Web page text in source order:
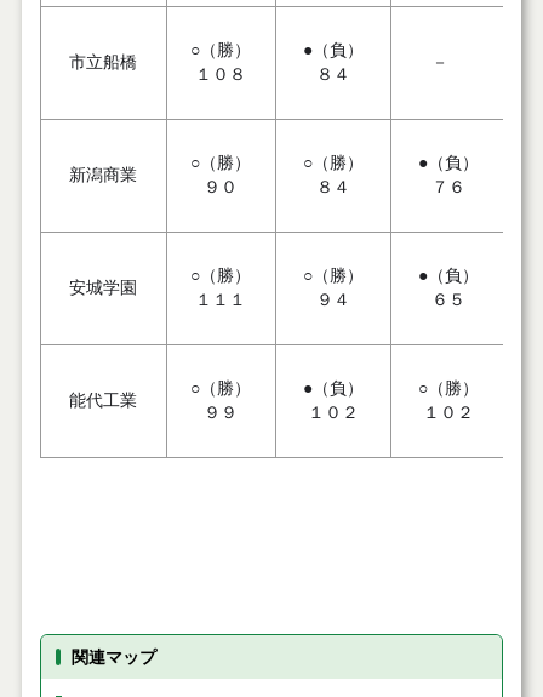
市立船橋
○（勝）
１０８
●（負）
８４
－
新潟商業
○（勝）
９０
○（勝）
８４
●（負）
７６
安城学園
○（勝）
１１１
○（勝）
９４
●（負）
６５
能代工業
○（勝）
９９
●（負）
１０２
○（勝）
１０２
関連マップ